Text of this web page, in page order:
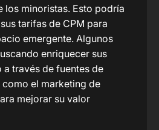
los minoristas. Esto podría
tarifas de CPM para
emergente. Algunos
enriquecer sus
través de fuentes de
el marketing de
mejorar su valor